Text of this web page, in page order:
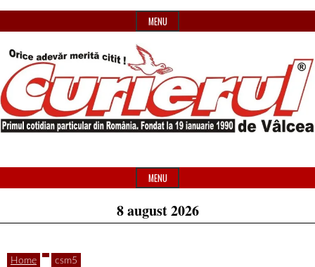
to
MENU
Curierul
de
din
România
Header
Widget
MENU
8 august 2026
Home csm5